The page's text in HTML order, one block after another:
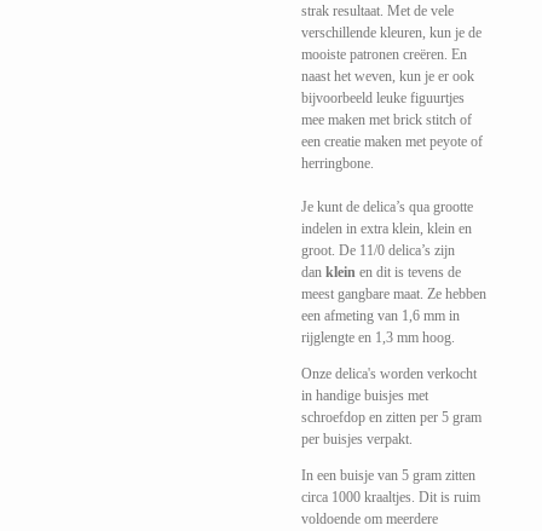
strak resultaat. Met de vele
verschillende kleuren, kun je de
mooiste patronen creëren. En
naast het weven, kun je er ook
bijvoorbeeld leuke figuurtjes
mee maken met brick stitch of
een creatie maken met peyote of
herringbone.
Je kunt de delica’s qua grootte
indelen in extra klein, klein en
groot. De 11/0 delica’s zijn
dan klein en dit is tevens de
meest gangbare maat. Ze hebben
een afmeting van 1,6 mm in
rijglengte en 1,3 mm hoog.
Onze delica's worden verkocht
in handige buisjes met
schroefdop en zitten per 5 gram
per buisjes verpakt.
In een buisje van 5 gram zitten
circa 1000 kraaltjes. Dit is ruim
voldoende om meerdere